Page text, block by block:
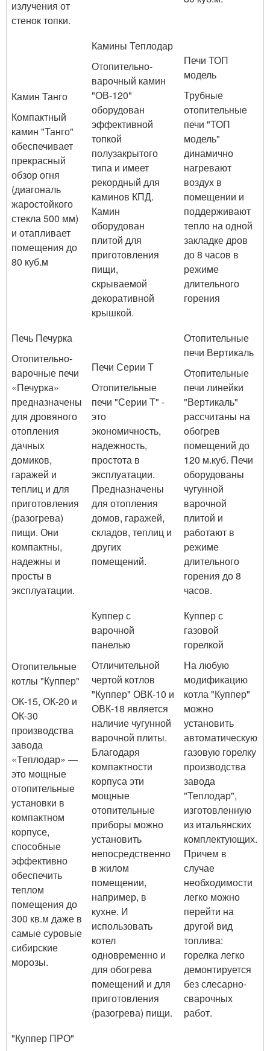
излучения от
стенок топки.
Камин Танго
Компактный
камин "Танго"
обеспечивает
прекрасный
обзор огня
(диагональ
жаростойкого
стекла 500 мм)
и отапливает
помещения до
80 куб.м
Камины Теплодар
Отопительно-
варочный камин
"ОВ-120"
оборудован
эффективной
топкой
полузакрытого
типа и имеет
рекордный для
каминов КПД.
Камин
оборудован
плитой для
приготовления
пищи,
скрываемой
декоративной
крышкой.
Печи ТОП
модель
Трубные
отопительные
печи "ТОП
модель"
динамично
нагревают
воздух в
помещении и
поддерживают
тепло на одной
закладке дров
до 8 часов в
режиме
длительного
горения
Печь Печурка
Отопительно-
варочные печи
«Печурка»
предназначены
для дровяного
отопления
дачных
домиков,
гаражей и
теплиц и для
приготовления
(разогрева)
пищи. Они
компактны,
надежны и
просты в
эксплуатации.
Печи Серии Т
Отопительные
печи "Серии Т" -
это
экономичность,
надежность,
простота в
эксплуатации.
Предназначены
для отопления
домов, гаражей,
складов, теплиц и
других
помещений.
Отопительные
печи Вертикаль
Отопительные
печи линейки
"Вертикаль"
рассчитаны на
обогрев
помещений до
120 м.куб. Печи
оборудованы
чугунной
варочной
плитой и
работают в
режиме
длительного
горения до 8
часов.
Отопительные
котлы "Куппер"
ОК-15, ОК-20 и
ОК-30
производства
завода
«Теплодар» —
это мощные
отопительные
установки в
компактном
корпусе,
способные
эффективно
обеспечить
теплом
помещения до
300 кв.м даже в
самые суровые
сибирские
морозы.
Куппер с
варочной
панелью
Отличительной
чертой котлов
"Куппер" ОВК-10 и
ОВК-18 является
наличие чугунной
варочной плиты.
Благодаря
компактности
корпуса эти
мощные
отопительные
приборы можно
установить
непосредственно
в жилом
помещении,
например, в
кухне. И
использовать
котел
одновременно и
для обогрева
помещений и для
приготовления
(разогрева) пищи.
Куппер с
газовой
горелкой
На любую
модификацию
котла "Куппер"
можно
установить
автоматическую
газовую горелку
производства
завода
"Теплодар",
изготовленную
из итальянских
комплектующих.
Причем в
случае
необходимости
легко можно
перейти на
другой вид
топлива:
горелка легко
демонтируется
без слесарно-
сварочных
работ.
"Куппер ПРО"